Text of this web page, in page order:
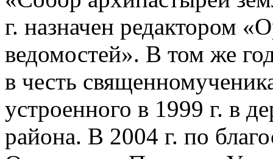
г. назначен редактором
ведомостей». В том же
в честь
устроенного в 1999 г. в
района. В 2004 г. по